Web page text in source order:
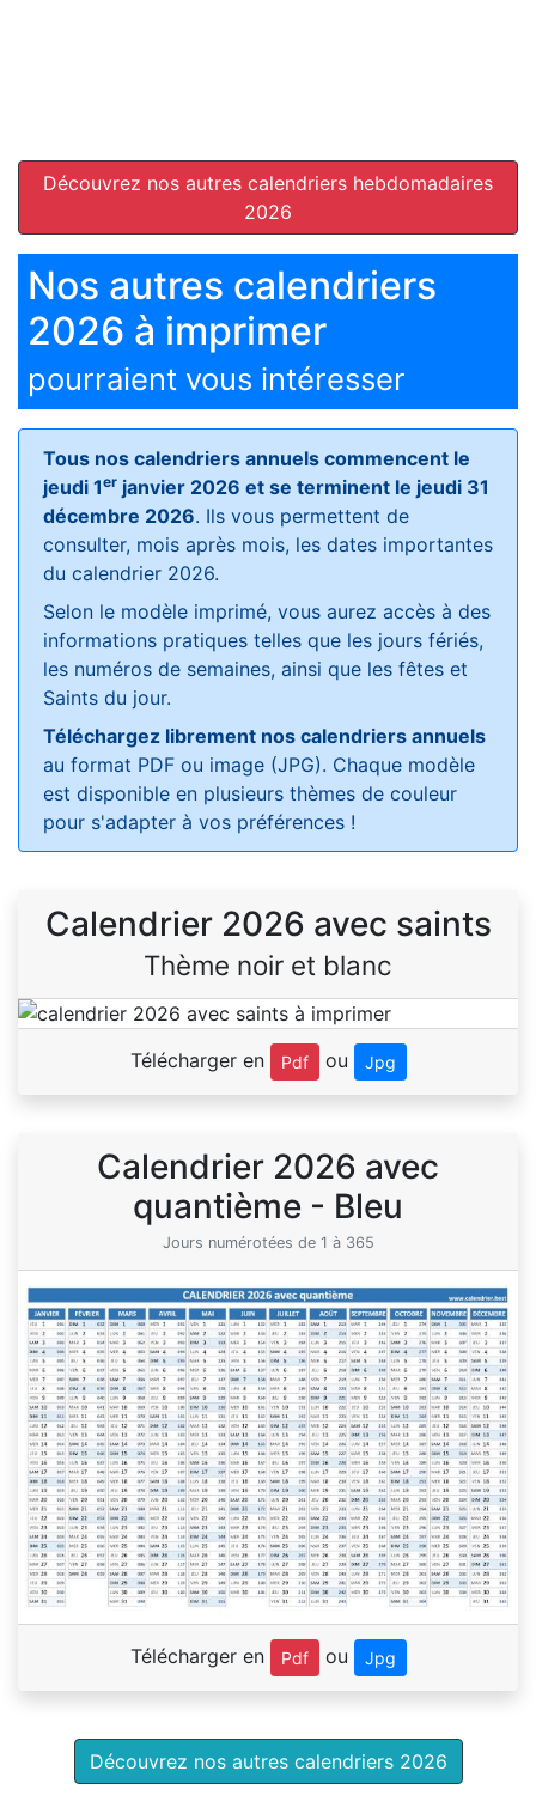
Découvrez nos autres calendriers hebdomadaires
2026
Nos autres calendriers
2026 à imprimer
pourraient vous intéresser
Tous nos calendriers annuels commencent le
jeudi 1er janvier 2026 et se terminent le jeudi 31
décembre 2026. Ils vous permettent de
consulter, mois après mois, les dates importantes
du calendrier 2026.
Selon le modèle imprimé, vous aurez accès à des
informations pratiques telles que les jours fériés,
les numéros de semaines, ainsi que les fêtes et
Saints du jour.
Téléchargez librement nos calendriers annuels
au format PDF ou image (JPG). Chaque modèle
est disponible en plusieurs thèmes de couleur
pour s'adapter à vos préférences !
Calendrier 2026 avec saints
Thème noir et blanc
Télécharger en Pdf ou Jpg
Calendrier 2026 avec
quantième - Bleu
Jours numérotées de 1 à 365
Télécharger en Pdf ou Jpg
Découvrez nos autres calendriers 2026